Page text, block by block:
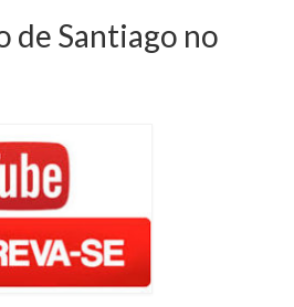
de Santiago no